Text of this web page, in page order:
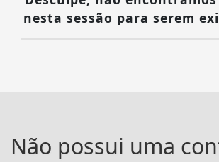
nesta sessão para serem
Não possui uma